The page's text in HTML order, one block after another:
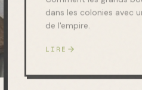
dans les colonies avec
de l'empire.